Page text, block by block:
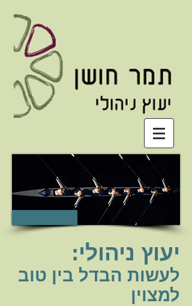
יעוץ ניהולי:
לעשות הבדל בין טוב
למצוין